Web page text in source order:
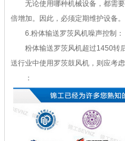
无论使用哪种机械设备，都需要
倍增加。因此，必须定期维护设备。
6.粉体输送罗茨风机噪声控制：
粉体输送罗茨风机超过1450转后
送行业中使用罗茨鼓风机，则应考虑
：